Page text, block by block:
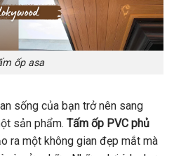
ốp asa
sống của bạn trở nên sang
sản phẩm. Tấm ốp PVC phủ
ra một không gian đẹp mắt mà